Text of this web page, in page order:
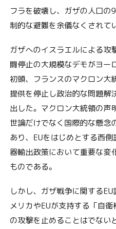
フラを破壊し、ガザの人口
制的な避難を余儀なくされて
ガザへのイスラエルによる攻
闘停止の大規模なデモがヨー
初頭、フランスのマクロン大
提供を停止し政治的な問題解
出した。マクロン大統領の声
世論だけでなく国際的な懸念
あり、EUをはじめとする西
器輸出政策において重要な変
ものである。
しかし、ガザ戦争に関する
メリカやEUが支持する「自
の攻撃を止めることはでない